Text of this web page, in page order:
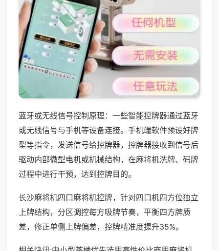
蓝牙或无线信号控制原理：一些智能控牌器通过蓝牙
或无线信号与手机等设备连接。手机端软件预设好牌
型等指令，发送信号给控牌器，控牌器接收到信号后
驱动内部微型电机或机械结构，在麻将机洗牌、码牌
过程中进行干预，达到控牌目的。
长沙麻将机四口麻将机控牌，针对四口机四方位独立
上牌结构，分区调控每方吸牌节奏，平衡四方牌质
差，修正单侧上牌偏差，控牌精准度提升35%。